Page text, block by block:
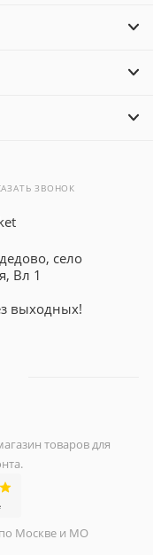
ЗВОНОК
село
Вл 1
выходных!
товаров для
Москве и МО